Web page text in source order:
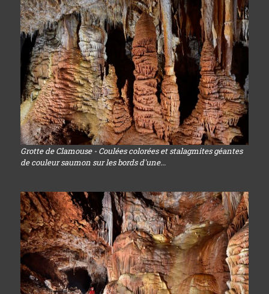
Grotte de Clamouse - Coulées colorées et stalagmites géantes
de couleur saumon sur les bords d'une...